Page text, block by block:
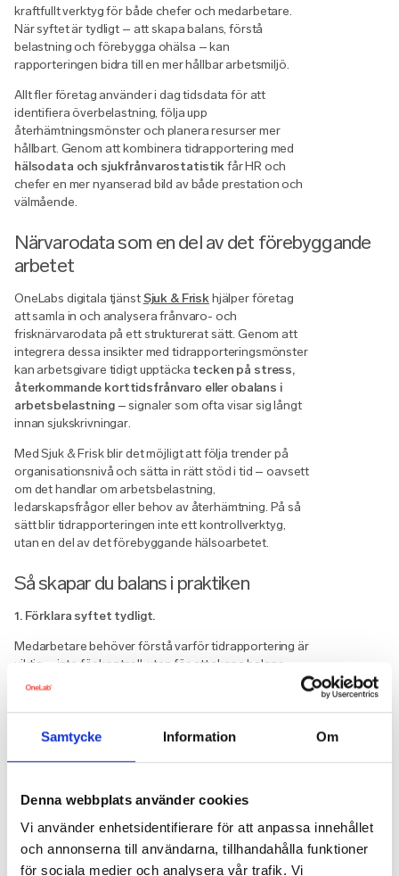
Samtycke Information Om
Denna webbplats använder cookies
Vi använder enhetsidentifierare för att anpassa innehållet
och annonserna till användarna, tillhandahålla funktioner
för sociala medier och analysera vår trafik. Vi
kraftfullt verktyg för både chefer och medarbetare.
När syftet är tydligt – att skapa balans, förstå
belastning och förebygga ohälsa – kan
rapporteringen bidra till en mer hållbar arbetsmiljö.
Allt fler företag använder i dag tidsdata för att
identifiera överbelastning, följa upp
återhämtningsmönster och planera resurser mer
hållbart. Genom att kombinera tidrapportering med
hälsodata och sjukfrånvarostatistikfår HR och
chefer en mer nyanserad bild av både prestation och
välmående.
Närvarodata som en del av det förebyggande
arbetet
OneLabs digitala tjänstSjuk & Friskhjälper företag
att samla in och analysera frånvaro- och
frisknärvarodata på ett strukturerat sätt. Genom att
integrera dessa insikter med tidrapporteringsmönster
kan arbetsgivare tidigt upptäcka tecken på stress,
återkommande korttidsfrånvaro eller obalans i
arbetsbelastning– signaler som ofta visar sig långt
innan sjukskrivningar.
Med Sjuk & Frisk blir det möjligt att följa trender på
organisationsnivå och sätta in rätt stöd i tid – oavsett
om det handlar om arbetsbelastning,
ledarskapsfrågor eller behov av återhämtning. På så
sätt blir tidrapporteringen inte ett kontrollverktyg,
utan en del av det förebyggande hälsoarbetet.
Så skapar du balans i praktiken
1. Förklara syftet tydligt.
Medarbetare behöver förstå varför tidrapportering är
viktig – inte för kontroll, utan för att skapa balans,
rättvisa och hållbar planering.
2. Fokusera på mönster, inte minuter.
Analysera trender över tid snarare än enskilda dagar.
Höga arbetstoppar kan vara normala, men långvarig
3. Koppla samman data med dialog.
Tidrapportering ska vara ett stöd för samtal om
arbetsbelastning, inte ett ensidigt mått på prestation.